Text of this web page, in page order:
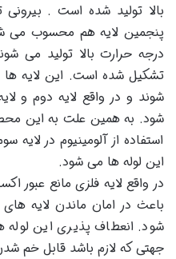
بالا تولید شده است .
پنجمین لایه هم محسوب می
درجه حرارت بالا تولید می
تشکیل شده است. این لایه
شوند و در واقع لایه دوم و
شود. به همین علت به این
استفاده از آلومینیوم در
این لوله ها می شود.
در واقع لایه فلزی مانع عبور
باعث در امان ماندن لایه
شود. انعطاف پذیری این
جهتی که لازم باشد قابل خم